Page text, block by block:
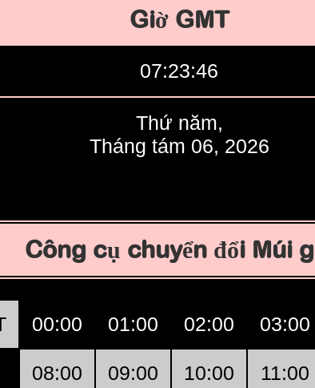
Giờ GMT
07:23:47
Thứ năm,
Tháng tám 06, 2026
Công cụ chuyển đổi Múi
00:00 01:00 02:00 03:00
08:00 09:00 10:00 11:00